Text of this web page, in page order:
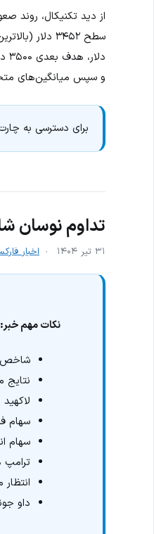
و سپس میانگین‌های متحرک ۲۰ و ۵۰ روزه در ۳۳۳۷ و ۳۳۲۶ دلار
برای دسترسی به
تداوم نوسان
۳۱ تیر ۱۴۰۴ اخبار
نکات مهم خبر:
شاخص داو
نتایج
لاکهید
سهام
سهام انویدیا ۲ درصد افت کرد به‌دلیل
ترامپ
داو جونز فعلاً در